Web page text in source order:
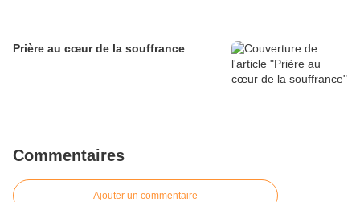
Prière au cœur de la souffrance
Commentaires
Ajouter un commentaire